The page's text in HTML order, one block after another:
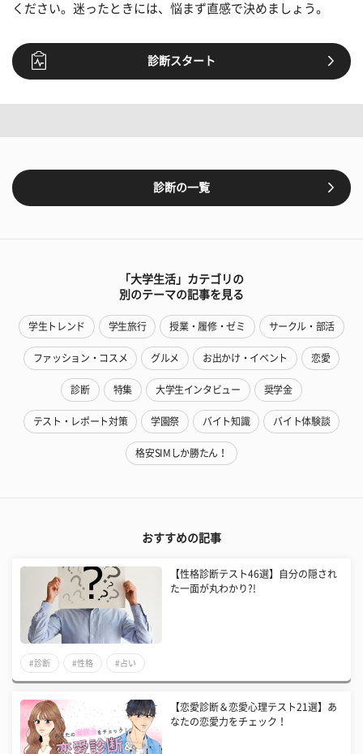
ください。迷ったときには、悩まず直感で決めましょう。
診断スタート
診断の一覧
「大学生活」カテゴリの
別のテーマの記事を見る
学生トレンド 学生旅行 授業・履修・ゼミ サークル・部活
ファッション・コスメ グルメ お出かけ・イベント 恋愛
診断 特集 大学生インタビュー 奨学金
テスト・レポート対策 学園祭 バイト知識 バイト体験談
格安SIMしか勝たん！
おすすめの記事
【性格診断テスト46選】自分の隠され
た一面が丸わかり?!
#診断 #性格 #占い
【恋愛診断＆恋愛心理テスト21選】あ
なたの恋愛力をチェック！